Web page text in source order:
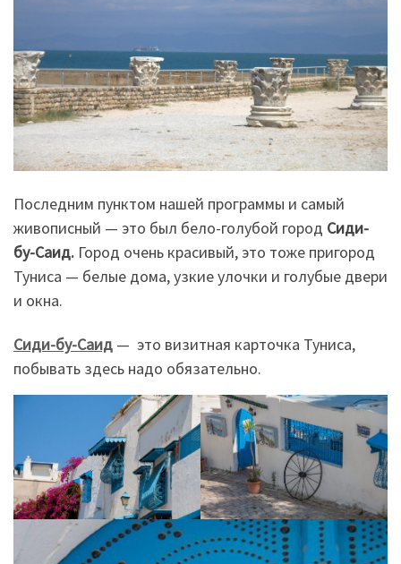
Последним пунктом нашей программы и самый
живописный — это был бело-голубой город Сиди-
бу-Саид. Город очень красивый, это тоже пригород
Туниса — белые дома, узкие улочки и голубые двери
и окна.
Сиди-бу-Саид — это визитная карточка Туниса,
побывать здесь надо обязательно.